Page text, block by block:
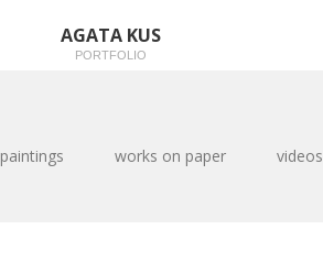
AGATA KUS
PORTFOLIO
paintings works on paper videos